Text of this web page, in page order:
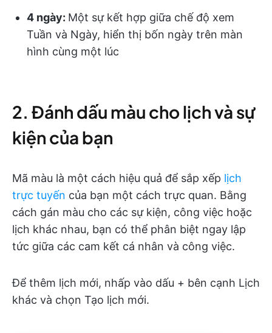
4 ngày: Một sự kết hợp giữa chế độ xem
Tuần và Ngày, hiển thị bốn ngày trên màn
hình cùng một lúc
2. Đánh dấu màu cho lịch và sự
kiện của bạn
Mã màu là một cách hiệu quả để sắp xếp lịch
trực tuyến của bạn một cách trực quan. Bằng
cách gán màu cho các sự kiện, công việc hoặc
lịch khác nhau, bạn có thể phân biệt ngay lập
tức giữa các cam kết cá nhân và công việc.
Để thêm lịch mới, nhấp vào dấu + bên cạnh Lịch
khác và chọn Tạo lịch mới.